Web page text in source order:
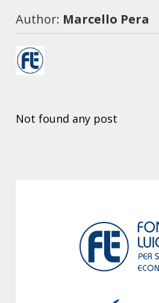
Author: Marcello Pera
Not found any post